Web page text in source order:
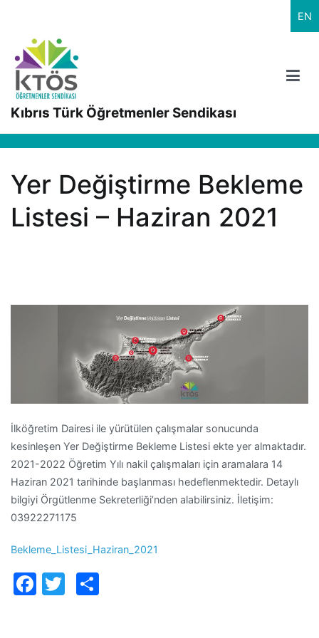
EN
Kıbrıs Türk Öğretmenler Sendikası
Yer Değiştirme Bekleme
Listesi – Haziran 2021
İlköğretim Dairesi ile yürütülen çalışmalar sonucunda
kesinleşen Yer Değiştirme Bekleme Listesi ekte yer almaktadır.
2021-2022 Öğretim Yılı nakil çalışmaları için aramalara 14
Haziran 2021 tarihinde başlanması hedeflenmektedir. Detaylı
bilgiyi Örgütlenme Sekreterliği’nden alabilirsiniz. İletişim:
03922271175
Bekleme_Listesi_Haziran_2021
Facebook
Twitter